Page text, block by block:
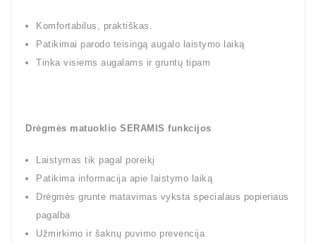
Komfortabilus, praktiškas.
Patikimai parodo teisingą augalo laistymo laiką
Tinka visiems augalams ir gruntų tipam
Drėgmės matuoklio SERAMIS funkcijos
Laistymas tik pagal poreikį
Patikima informacija apie laistymo laiką
Drėgmės grunte matavimas vyksta specialaus popieriaus
pagalba
Užmirkimo ir šaknų puvimo prevencija